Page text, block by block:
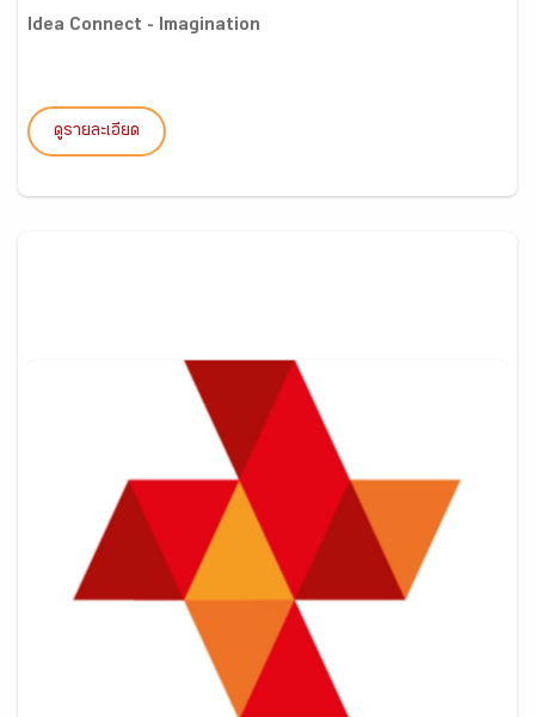
Idea Connect - Imagination
ดูรายละเอียด